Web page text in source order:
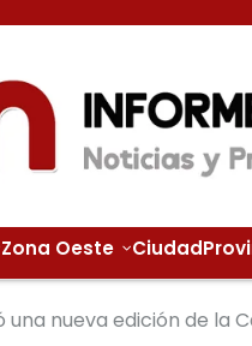
Zona Oeste Ciudad
una nueva edición de la